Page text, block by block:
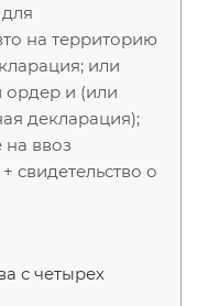
на территорию
или
и (или
декларация);
на ввоз
свидетельство о
с четырех